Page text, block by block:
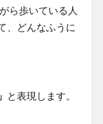
ら歩いている人
、どんなふうに
と表現します。